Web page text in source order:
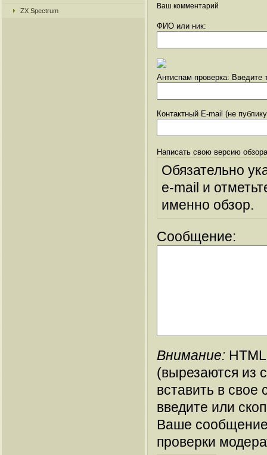
ZX Spectrum
Ваш комментарий
ФИО или ник:
Антиспам проверка: Введите
Контактный E-mail (не
Написать свою версию
Обязательно
e-mail и
именно обзор.
Сообщение:
Внимание:
(вырезаются из
вставить в
введите или
Ваше
проверки